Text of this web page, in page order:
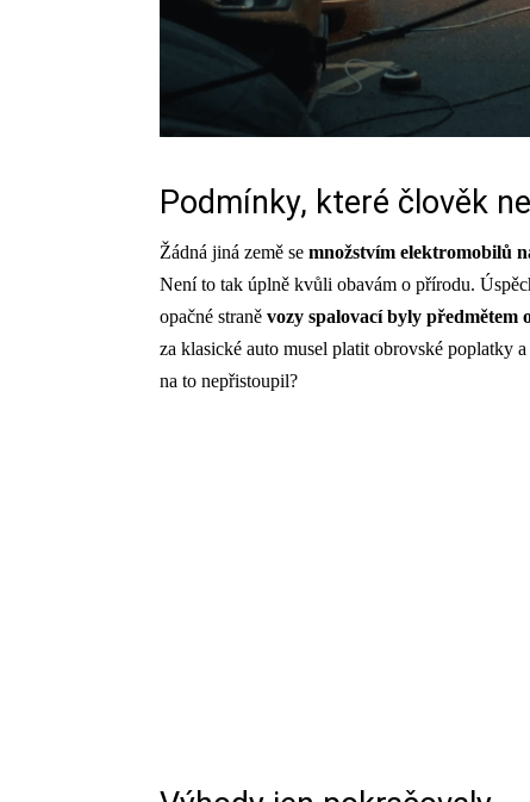
Podmínky, které člověk
Žádná jiná země se množstvím elektromobilů
Není to tak úplně kvůli obavám o přírodu.
opačné straně vozy spalovací byly předmětem
za klasické auto musel platit obrovské poplatky
na to nepřistoupil?